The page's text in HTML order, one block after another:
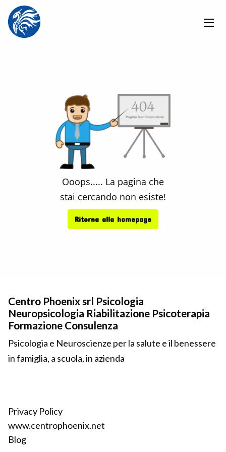
Ooops..... La pagina che
stai cercando non esiste!
Ritorna alla homepage
Centro Phoenix srl Psicologia
Neuropsicologia Riabilitazione Psicoterapia
Formazione Consulenza
Psicologia e Neuroscienze per la salute e il benessere
in famiglia, a scuola, in azienda
Privacy Policy
www.centrophoenix.net
Blog